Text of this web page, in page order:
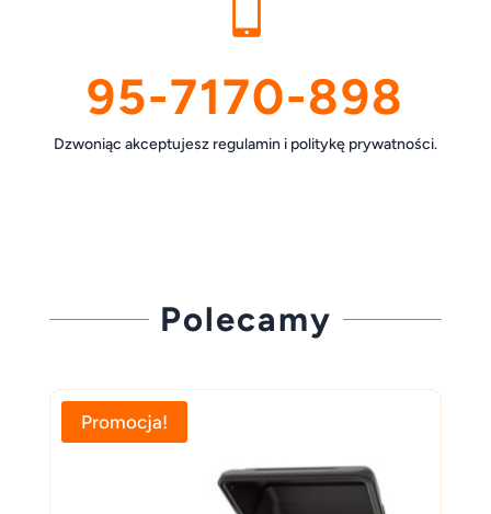
95-7170-898
Dzwoniąc akceptujesz regulamin i politykę prywatności.
Polecamy
Promocja!